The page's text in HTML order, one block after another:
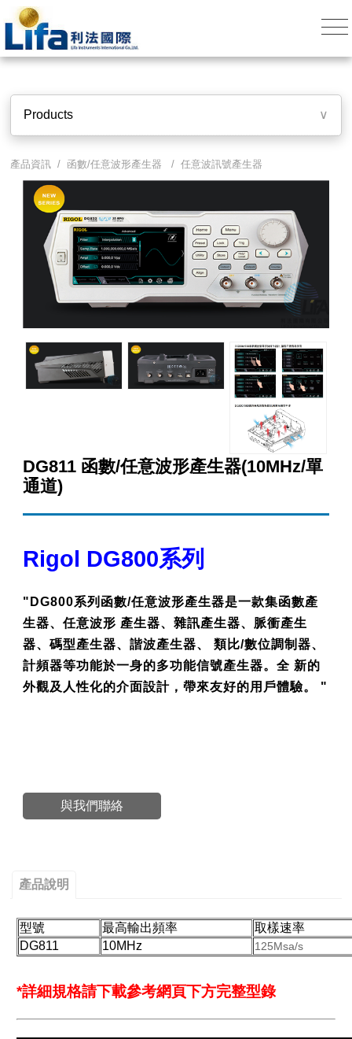
Products ∨
產品資訊 / 函數/任意波形產生器 /任意波訊號產生器
DG811 函數/任意波形產生器(10MHz/單
通道)
Rigol DG800系列
"DG800系列函數/任意波形產生器是一款集函數產
生器、任意波形 產生器、雜訊產生器、脈衝產生
器、碼型產生器、諧波產生器、 類比/數位調制器、
計頻器等功能於一身的多功能信號產生器。全 新的
外觀及人性化的介面設計，帶來友好的用戶體驗。 "
與我們聯絡
產品說明
型號 最高輸出頻率
取樣速率
DG811
10MHz 125Msa/s
*詳細規格請下載參考網頁下方完整型錄